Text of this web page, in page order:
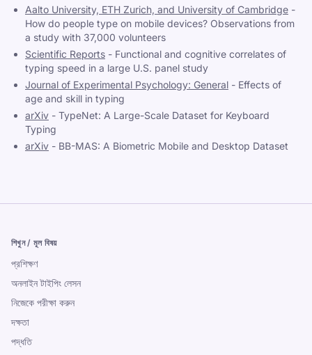
Aalto University, ETH Zurich, and University of Cambridge -
How do people type on mobile devices? Observations from
a study with 37,000 volunteers
Scientific Reports - Functional and cognitive correlates of
typing speed in a large U.S. panel study
Journal of Experimental Psychology: General - Effects of
age and skill in typing
arXiv - TypeNet: A Large-Scale Dataset for Keyboard
Typing
arXiv - BB-MAS: A Biometric Mobile and Desktop Dataset
শিখুন / মূল বিষয়
প্রশিক্ষণ
অনলাইন টাইপিং লেসন
নিজেকে পরীক্ষা করুন
দক্ষতা
পদ্ধতি